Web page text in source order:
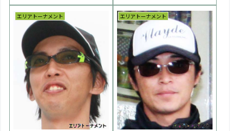
エリアトーナメント エリアトーナメント